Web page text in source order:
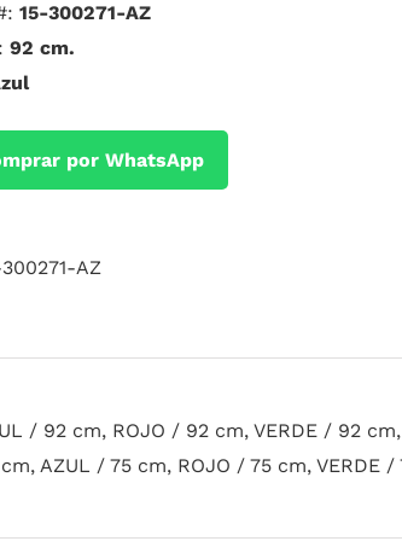
15-300271-AZ
92 cm.
por WhatsApp
AZ
/ 92 cm, ROJO / 92 cm, VERDE / 92
AZUL / 75 cm, ROJO / 75 cm, VERDE /